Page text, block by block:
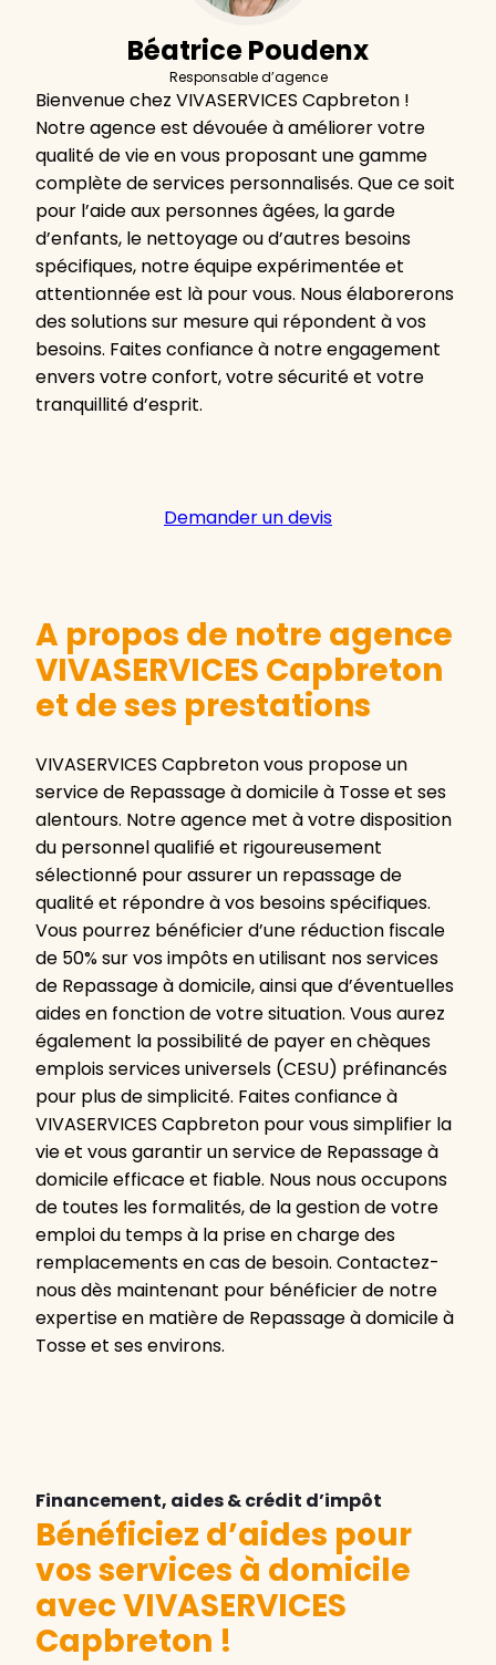
Béatrice Poudenx
Responsable d’agence
Bienvenue chez VIVASERVICES Capbreton !
Notre agence est dévouée à améliorer votre
qualité de vie en vous proposant une gamme
complète de services personnalisés. Que ce soit
pour l’aide aux personnes âgées, la garde
d’enfants, le nettoyage ou d’autres besoins
spécifiques, notre équipe expérimentée et
attentionnée est là pour vous. Nous élaborerons
des solutions sur mesure qui répondent à vos
besoins. Faites confiance à notre engagement
envers votre confort, votre sécurité et votre
tranquillité d’esprit.
Demander un devis
A propos de notre agence
VIVASERVICES Capbreton
et de ses prestations
VIVASERVICES Capbreton vous propose un
service de Repassage à domicile à Tosse et ses
alentours. Notre agence met à votre disposition
du personnel qualifié et rigoureusement
sélectionné pour assurer un repassage de
qualité et répondre à vos besoins spécifiques.
Vous pourrez bénéficier d’une réduction fiscale
de 50% sur vos impôts en utilisant nos services
de Repassage à domicile, ainsi que d’éventuelles
aides en fonction de votre situation. Vous aurez
également la possibilité de payer en chèques
emplois services universels (CESU) préfinancés
pour plus de simplicité. Faites confiance à
VIVASERVICES Capbreton pour vous simplifier la
vie et vous garantir un service de Repassage à
domicile efficace et fiable. Nous nous occupons
de toutes les formalités, de la gestion de votre
emploi du temps à la prise en charge des
remplacements en cas de besoin. Contactez-
nous dès maintenant pour bénéficier de notre
expertise en matière de Repassage à domicile à
Tosse et ses environs.
Financement, aides & crédit d’impôt
Bénéficiez d’aides pour
vos services à domicile
avec VIVASERVICES
Capbreton !